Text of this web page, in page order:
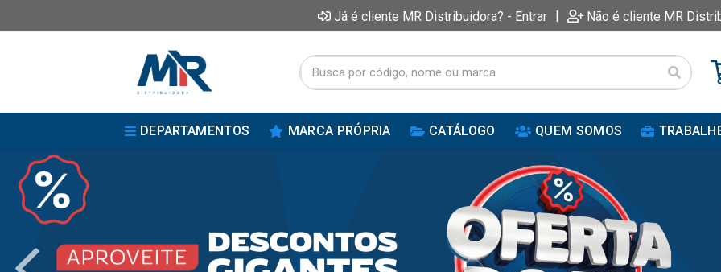
Já é cliente MR Distribuidora? - Entrar | Não é cliente MR
DEPARTAMENTOS MARCA PRÓPRIA CATÁLOGO QUEM SOMOS